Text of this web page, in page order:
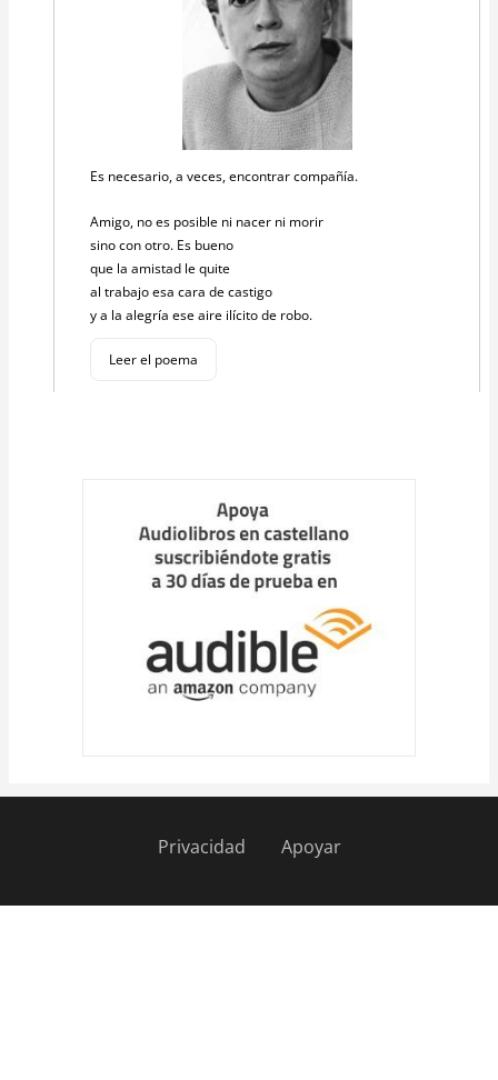
Es necesario, a veces, encontrar compañía.
Amigo, no es posible ni nacer ni morir
sino con otro. Es bueno
que la amistad le quite
al trabajo esa cara de castigo
y a la alegría ese aire ilícito de robo.
Leer el poema
Privacidad Apoyar